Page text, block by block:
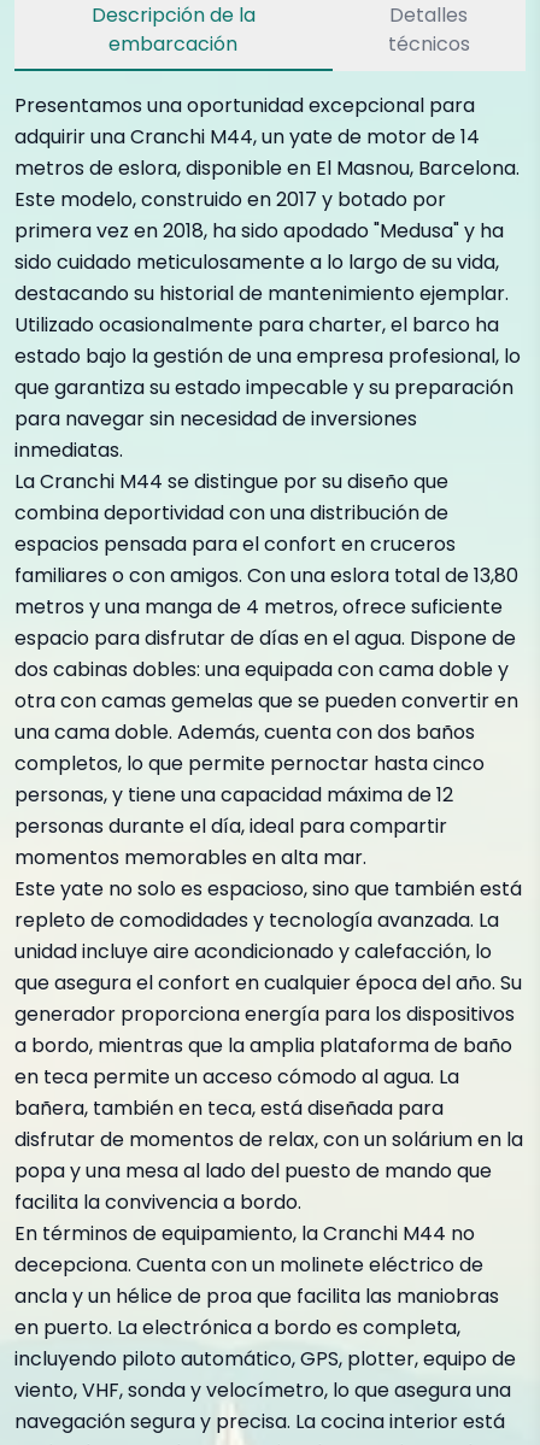
Descripción de la
embarcación
Detalles
técnicos
Presentamos una oportunidad excepcional para
adquirir una Cranchi M44, un yate de motor de 14
metros de eslora, disponible en El Masnou, Barcelona.
Este modelo, construido en 2017 y botado por
primera vez en 2018, ha sido apodado "Medusa" y ha
sido cuidado meticulosamente a lo largo de su vida,
destacando su historial de mantenimiento ejemplar.
Utilizado ocasionalmente para charter, el barco ha
estado bajo la gestión de una empresa profesional, lo
que garantiza su estado impecable y su preparación
para navegar sin necesidad de inversiones
inmediatas.
La Cranchi M44 se distingue por su diseño que
combina deportividad con una distribución de
espacios pensada para el confort en cruceros
familiares o con amigos. Con una eslora total de 13,80
metros y una manga de 4 metros, ofrece suficiente
espacio para disfrutar de días en el agua. Dispone de
dos cabinas dobles: una equipada con cama doble y
otra con camas gemelas que se pueden convertir en
una cama doble. Además, cuenta con dos baños
completos, lo que permite pernoctar hasta cinco
personas, y tiene una capacidad máxima de 12
personas durante el día, ideal para compartir
momentos memorables en alta mar.
Este yate no solo es espacioso, sino que también está
repleto de comodidades y tecnología avanzada. La
unidad incluye aire acondicionado y calefacción, lo
que asegura el confort en cualquier época del año. Su
generador proporciona energía para los dispositivos
a bordo, mientras que la amplia plataforma de baño
en teca permite un acceso cómodo al agua. La
bañera, también en teca, está diseñada para
disfrutar de momentos de relax, con un solárium en la
popa y una mesa al lado del puesto de mando que
facilita la convivencia a bordo.
En términos de equipamiento, la Cranchi M44 no
decepciona. Cuenta con un molinete eléctrico de
ancla y un hélice de proa que facilita las maniobras
en puerto. La electrónica a bordo es completa,
incluyendo piloto automático, GPS, plotter, equipo de
viento, VHF, sonda y velocímetro, lo que asegura una
navegación segura y precisa. La cocina interior está